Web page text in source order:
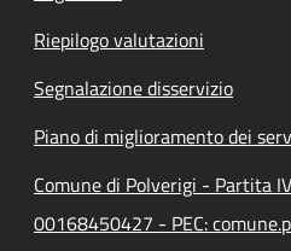
Riepilogo valutazioni
Segnalazione disservizio
Piano di miglioramento dei
Comune di Polverigi - Partita
00168450427 - PEC: